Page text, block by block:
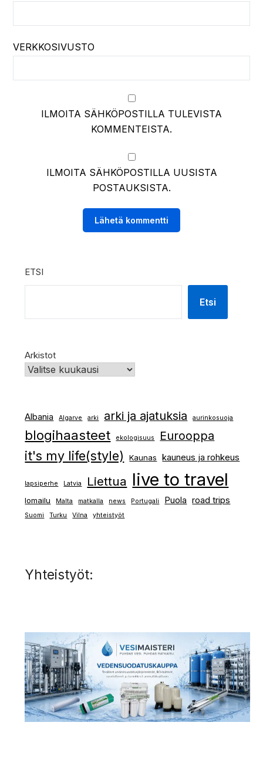
VERKKOSIVUSTO
ILMOITA SÄHKÖPOSTILLA TULEVISTA
KOMMENTEISTA.
ILMOITA SÄHKÖPOSTILLA UUSISTA
POSTAUKSISTA.
ETSI
Etsi
Arkistot
Albania Algarve arki arki ja ajatuksia aurinkosuoja
blogihaasteet ekologisuus Eurooppa
it's my life(style) Kaunas kauneus ja rohkeus
lapsiperhe Latvia Liettua live to travel
lomailu Malta matkalla news Portugali Puola road trips
Suomi Turku Vilna yhteistyöt
Yhteistyöt: